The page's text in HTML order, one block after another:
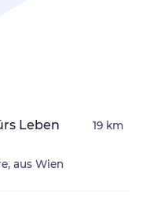
Leben
aus Wien
19 km